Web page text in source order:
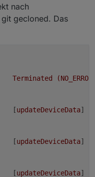
nach
gecloned. Das
Terminated
	[
updateDeviceData]
	[
updateDeviceData]
	[
updateDeviceData]